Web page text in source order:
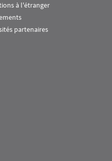
à l'étranger
partenaires